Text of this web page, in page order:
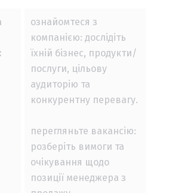
ознайомтеся з
компанією: дослідіть
їхній бізнес, продукти/
послуги, цільову
аудиторію та
конкурентну перевагу.
перегляньте вакансію:
розберіть вимоги та
очікування щодо
позиції менеджера з